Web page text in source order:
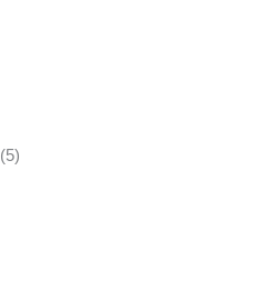
(5)